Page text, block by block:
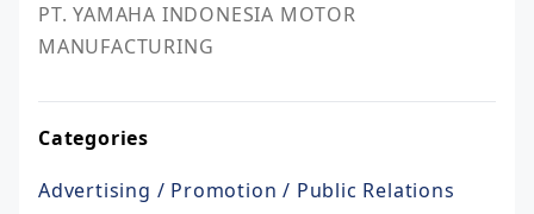
PT. YAMAHA INDONESIA MOTOR
MANUFACTURING
Categories
Advertising / Promotion / Public Relations